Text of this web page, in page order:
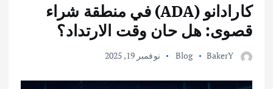
كارادانو (ADA) في منطقة شراء
قصوى: هل حان وقت الارتداد؟
BakerY
Blog نوفمبر 19, 2025